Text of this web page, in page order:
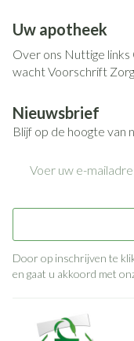
Uw apotheek
Over ons Nuttige links
wachtVoorschrift
Nieuwsbrief
Blijf op de hoogte van
Door op inschrijven te
en gaat u akkoord met